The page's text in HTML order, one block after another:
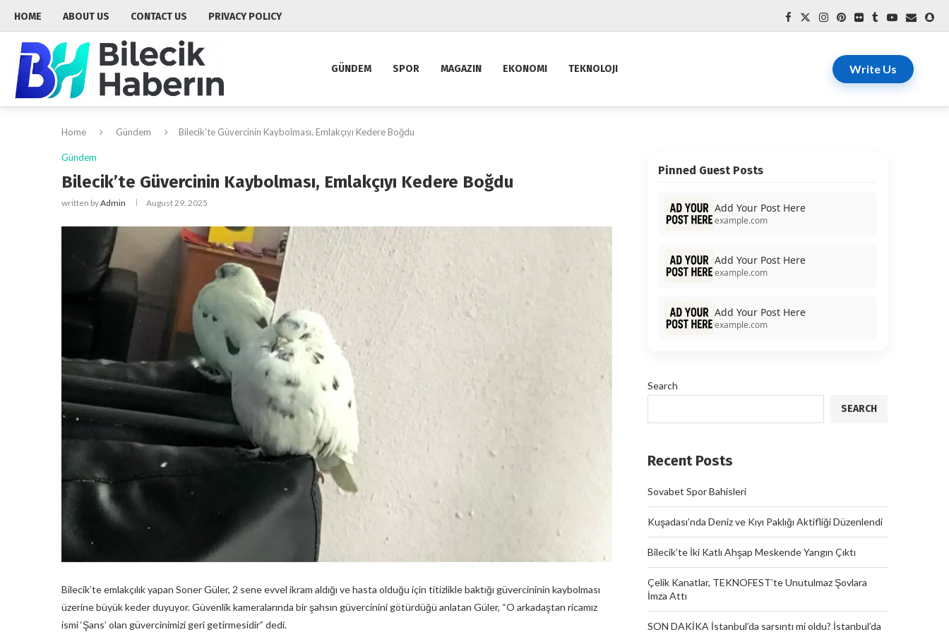
HOME ABOUT US CONTACT US PRIVACY POLICY
GÜNDEM SPOR MAGAZIN EKONOMI TEKNOLOJI Write Us
Home Gündem Bilecik’te Güvercinin Kaybolması, Emlakçıyı Kedere Boğdu
Gündem
Bilecik’te Güvercinin Kaybolması, Emlakçıyı Kedere Boğdu
written byAdmin August 29, 2025
Bilecik’te emlakçılık yapan Soner Güler, 2 sene evvel ikram aldığı ve hasta olduğu için titizlikle baktığı güvercininin kaybolması
üzerine büyük keder duyuyor. Güvenlik kameralarında bir şahsın güvercinini götürdüğü anlatan Güler, “O arkadaştan ricamız
ismi ‘Şans’ olan güvercinimizi geri getirmesidir” dedi.
Pinned Guest Posts
Add Your Post Here
example.com
Add Your Post Here
example.com
Add Your Post Here
example.com
Search
SEARCH
Recent Posts
Sovabet Spor Bahisleri
Kuşadası’nda Deniz ve Kıyı Paklığı Aktifliği Düzenlendi
Bilecik’te İki Katlı Ahşap Meskende Yangın Çıktı
Çelik Kanatlar, TEKNOFEST’te Unutulmaz Şovlara
İmza Attı
SON DAKİKA İstanbul’da sarsıntı mi oldu? İstanbul’da